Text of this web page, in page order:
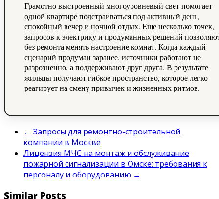
Грамотно выстроенный многоуровневый свет помогает
одной квартире подстраиваться под активный день,
спокойный вечер и ночной отдых. Еще несколько точек,
запросов к электрику и продуманных решений
без ремонта менять настроение комнат. Когда каждый
сценарий продуман заранее, источники работают не
разрозненно, а поддерживают друг друга. В результате
жильцы получают гибкое пространство, которое легко
реагирует на смену привычек и жизненных ритмов.
← Запросы для ремонтно-строительной
компании в Москве
Лицензия МЧС на монтаж и обслуживание
пожарной сигнализации в Омске: требования к
персоналу и оборудованию →
Similar Posts